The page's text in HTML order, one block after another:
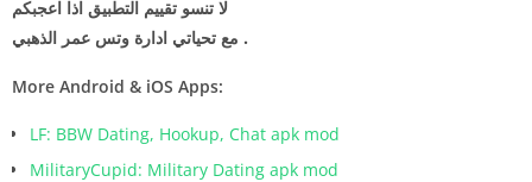
لا تنسو تقييم التطبيق اذا اعجبكم
مع تحياتي ادارة وتس عمر الذهبي .
More Android & iOS Apps:
LF: BBW Dating, Hookup, Chat apk mod
MilitaryCupid: Military Dating apk mod